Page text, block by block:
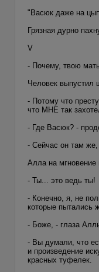
"Васюк даже на
Грязная дурно
V
- Почему, твою
Человек выпустил
- Потому что
что МНЕ так
- Где Васюк? -
- Сейчас он там
Алла на мгновение
- Ты... это ведь ты!
- Конечно, я, не
которые пытались
- Боже, - глаза
- Вы думали, что
и произведение
красных туфелек.